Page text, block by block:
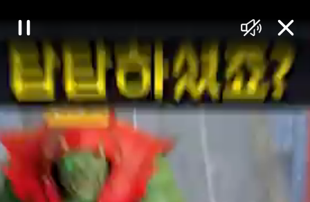
대
한
민
국
정
책
브
일
시
정
음
소
거
닫
기